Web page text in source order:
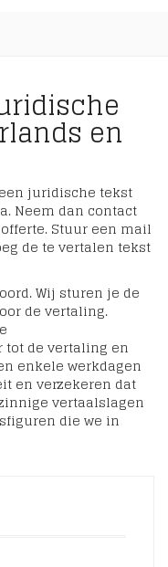
en
juridische tekst
Neem dan contact
Stuur een mail
de te vertalen tekst
Wij sturen je de
de vertaling.
tot de vertaling en
enkele werkdagen
en verzekeren dat
vertaalslagen
die we in